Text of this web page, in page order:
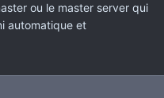
ou le master server qui
automatique et